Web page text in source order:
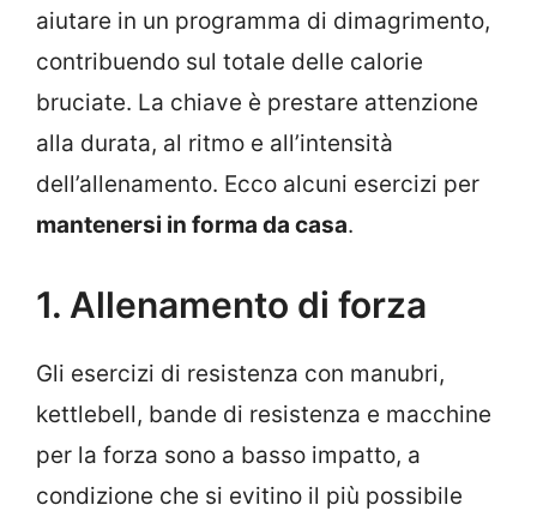
aiutare in un programma di dimagrimento,
contribuendo sul totale delle calorie
bruciate. La chiave è prestare attenzione
alla durata, al ritmo e all’intensità
dell’allenamento. Ecco alcuni esercizi per
mantenersi in forma da casa.
1. Allenamento di forza
Gli esercizi di resistenza con manubri,
kettlebell, bande di resistenza e macchine
per la forza sono a basso impatto, a
condizione che si evitino il più possibile